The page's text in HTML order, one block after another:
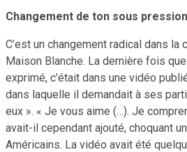
Changement de ton sous pression
C’est un changement radical dans la
Maison Blanche. La dernière fois
exprimé, c’était dans une vidéo
dans laquelle il demandait à ses
eux ». « Je vous aime (…). Je
avait-il cependant ajouté, choquant
Américains. La vidéo avait été